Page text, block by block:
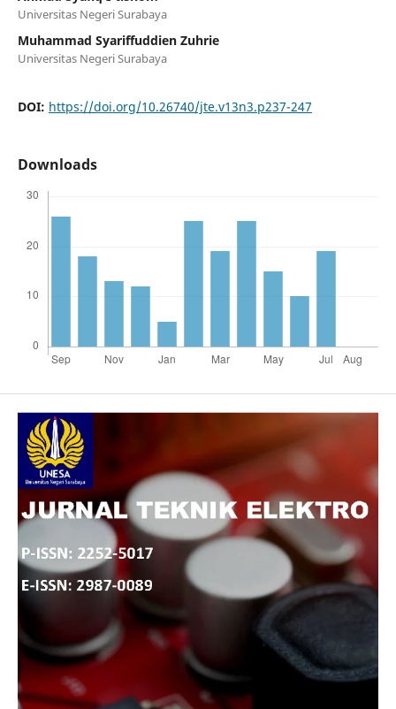
Universitas Negeri Surabaya
Muhammad Syariffuddien Zuhrie
Universitas Negeri Surabaya
DOI: https://doi.org/10.26740/jte.v13n3.p237-247
Downloads